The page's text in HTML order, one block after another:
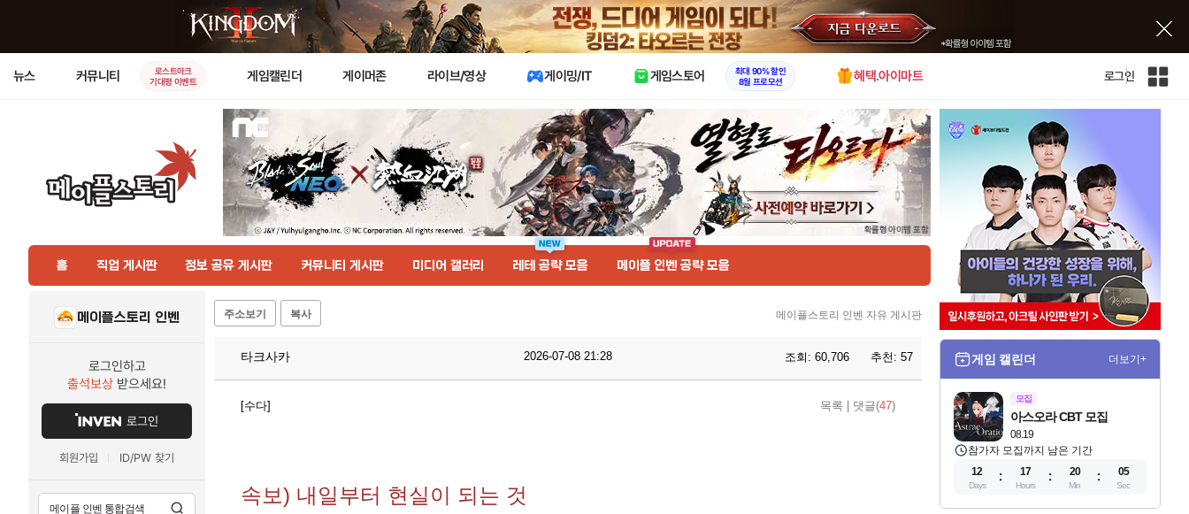
X
뉴스 커뮤니티
로스트아크
기대평 이벤트
게임캘린더 게이머존 라이브/영상 게이밍/IT 게임스토어
최대 90% 할인
8월 프로모션
혜택.아이마트 로그인
인
홈 직업 게시판 정보 공유 게시판 커뮤니티 게시판 미디어 갤러리 레테 공략 모음 메이플 인벤 공략 모음
메이플스토리 인벤
로그인하고
출석보상 받으세요!
로그인
회원가입 ID/PW 찾기
주소보기 복사 메이플스토리 인벤 자유 게시판
타크사카 2026-07-08 21:28 조회: 60,706 추천: 57
[수다] 목록 댓글(47)
속보) 내일부터 현실이 되는 것
게임 캘린더 더보기+
모집
08.19
아스오라 CBT 모집
참가자 모집까지 남은 기간
12
Days
17
Hours
20
Min
03
Sec